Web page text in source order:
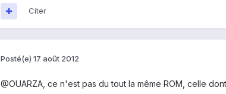
Citer
Posté(e) 17 août 2012
@OUARZA, ce n'est pas du tout la même ROM, celle